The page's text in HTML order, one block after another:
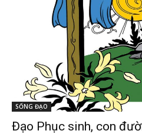
SỐNG ĐẠO
Đạo Phục sinh, con